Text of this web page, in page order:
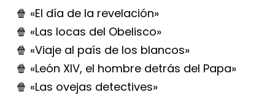
🍿 «El día de la revelación»
🍿 «Las locas del Obelisco»
🍿 «Viaje al país de los blancos»
🍿 «León XIV, el hombre detrás del Papa»
🍿 «Las ovejas detectives»